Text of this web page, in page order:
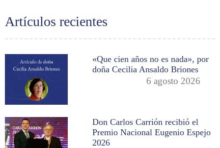
Artículos recientes
«Que cien años no es nada», por
doña Cecilia Ansaldo Briones
6 agosto 2026
Don Carlos Carrión recibió el
Premio Nacional Eugenio Espejo
2026